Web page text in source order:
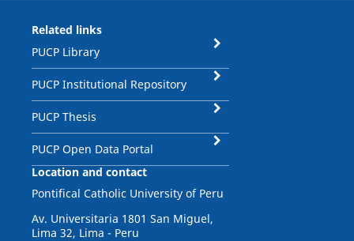
Related links
PUCP Library
PUCP Institutional Repository
PUCP Thesis
PUCP Open Data Portal
Location and contact
Pontifical Catholic University of Peru
Av. Universitaria 1801 San Miguel,
Lima 32, Lima - Peru